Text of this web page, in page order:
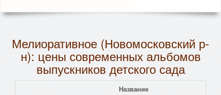
Мелиоративное (Новомосковский р-
н): цены современных альбомов
выпускников детского сада
Название